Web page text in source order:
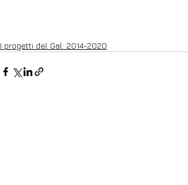
I progetti del Gal: 2014-2020